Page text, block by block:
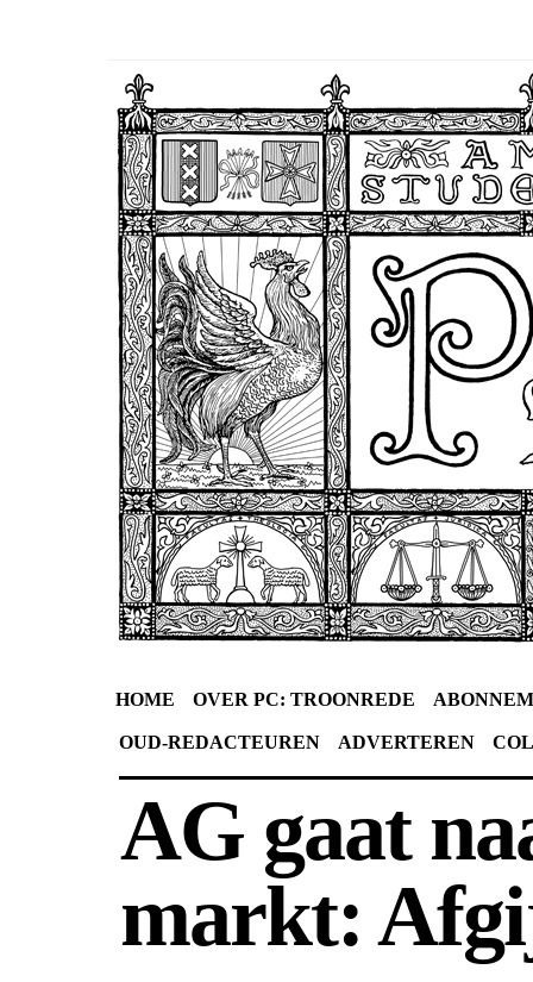
HOME OVER PC: TROONREDE
OUD-REDACTEUREN ADVERTEREN
AG gaat
markt: